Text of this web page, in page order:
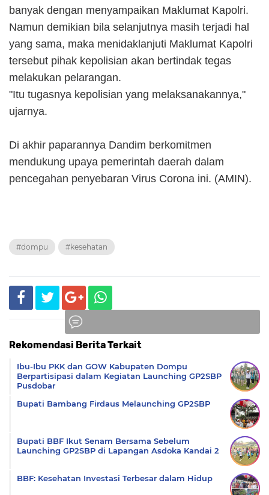
banyak dengan menyampaikan Maklumat Kapolri.
Namun demikian bila selanjutnya masih terjadi hal
yang sama, maka menidaklanjuti Maklumat Kapolri
tersebut pihak kepolisian akan bertindak tegas
melakukan pelarangan.
"Itu tugasnya kepolisian yang melaksanakannya,"
ujarnya.
Di akhir paparannya Dandim berkomitmen
mendukung upaya pemerintah daerah dalam
pencegahan penyebaran Virus Corona ini. (AMIN).
#dompu #kesehatan
Rekomendasi Berita Terkait
Ibu-Ibu PKK dan GOW Kabupaten Dompu
Berpartisipasi dalam Kegiatan Launching GP2SBP
Pusdobar
Bupati Bambang Firdaus Melaunching GP2SBP
Bupati BBF Ikut Senam Bersama Sebelum
Launching GP2SBP di Lapangan Asdoka Kandai 2
BBF: Kesehatan Investasi Terbesar dalam Hidup